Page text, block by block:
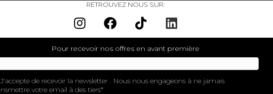
RETROUVEZ NOUS SUR:
Pour recevoir nos offres en avant première
J'accepte de recevoir la newsletter . Nous nous engageons à ne jamais
votre email à des tiers